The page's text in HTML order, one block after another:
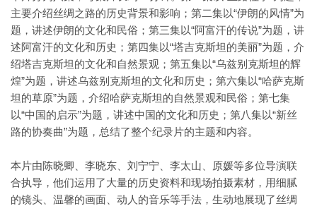
主要介绍丝绸之路的历史背景和影响；第二集以“伊朗的风情”为
题，讲述伊朗的文化和民俗；第三集以“阿富汗的传说”为题，讲
述阿富汗的文化和历史；第四集以“塔吉克斯坦的美丽”为题，介
绍塔吉克斯坦的文化和自然景观；第五集以“乌兹别克斯坦的辉
煌”为题，讲述乌兹别克斯坦的文化和历史；第六集以“哈萨克斯
坦的草原”为题，介绍哈萨克斯坦的自然景观和民俗；第七集
以“中国的启示”为题，讲述中国的文化和历史；第八集以“新丝
路的协奏曲”为题，总结了整个纪录片的主题和内容。
本片由陈晓卿、李晓东、刘宁宁、李太山、原媛等多位导演联
合执导，他们运用了大量的历史资料和现场拍摄素材，用细腻
的镜头、温馨的画面、动人的音乐等手法，生动地展现了丝绸